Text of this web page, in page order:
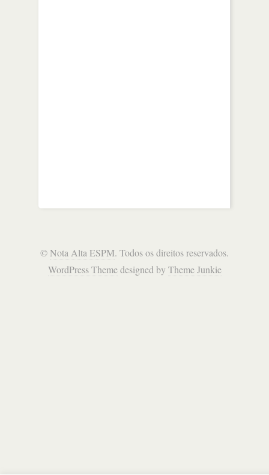
©Nota Alta ESPM. Todos os direitos reservados.
WordPress Themedesigned by Theme Junkie